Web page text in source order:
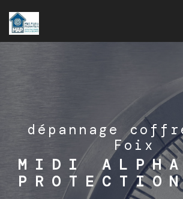
dépannage
Foix
MIDI